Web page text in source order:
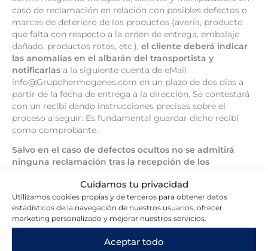
Cuidamos tu privacidad
Utilizamos cookies propias y de terceros para obtener datos
estadísticos de la navegación de nuestros usuarios, ofrecer
marketing personalizado y mejorar nuestros servicios.
Aceptar todo
caso de reclamación en relación con posibles defectos o
marcas de deterioro de los productos (avería, producto
que falta con respecto a la orden de entrega, embalaje
dañado, productos rotos, etc.), el cliente deberá indicar
las anomalías en el albarán del transportista y
notificarlas a la siguiente cuenta de eMail
info@Grupohermogenes.com en un plazo de dos días a
partir de la fecha de entrega a la dirección. Se contestará
con un recibí dando instrucciones precisas sobre el
proceso a seguir. Es fundamental guardar dicho recibí
como comprobante.
Salvo en el caso de defectos ocultos no se admitirá
ninguna reclamación tras la recepción de los
procedimiento detallado anteriormente.
El cliente no deberá tirar nunca el embalaje de los
productos hasta comprobar que se encuentran en
perfecto estado y verificar que todos los productos
coinciden con los que pidió.